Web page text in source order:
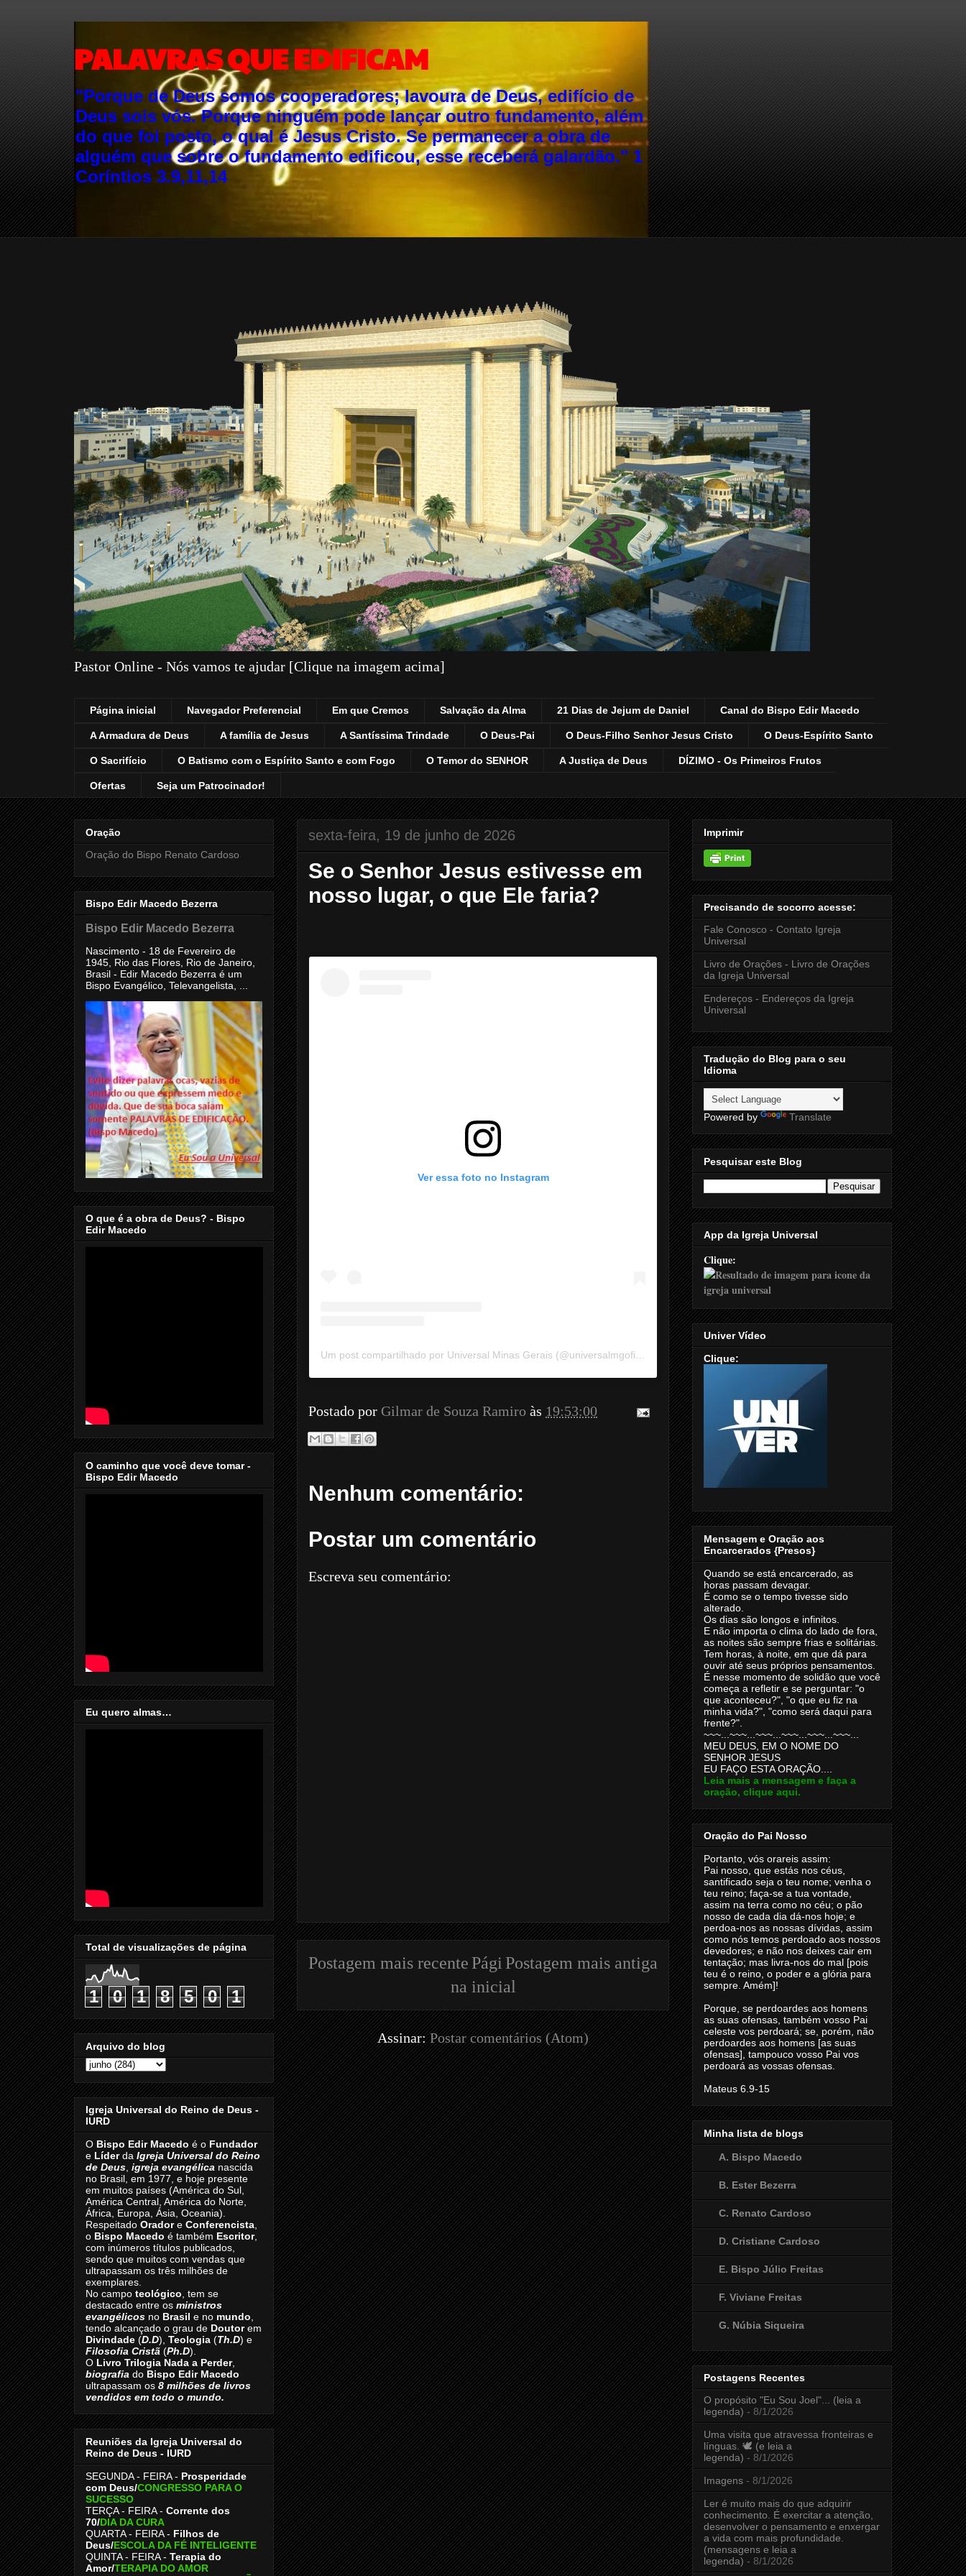
PALAVRAS QUE EDIFICAM
"Porque de Deus somos cooperadores; lavoura de Deus, edifício de
Deus sois vós. Porque ninguém pode lançar outro fundamento, além
do que foi posto, o qual é Jesus Cristo. Se permanecer a obra de
alguém que sobre o fundamento edificou, esse receberá galardão." 1
Coríntios 3.9,11,14
Pastor Online - Nós vamos te ajudar [Clique na imagem acima]
Página inicial Navegador Preferencial Em que Cremos Salvação da Alma 21 Dias de Jejum de Daniel Canal do Bispo Edir Macedo
A Armadura de Deus A família de Jesus A Santíssima Trindade O Deus-Pai O Deus-Filho Senhor Jesus Cristo O Deus-Espírito Santo
O Sacrifício O Batismo com o Espírito Santo e com Fogo O Temor do SENHOR A Justiça de Deus DÍZIMO - Os Primeiros Frutos
Ofertas Seja um Patrocinador!
sexta-feira, 19 de junho de 2026
Se o Senhor Jesus estivesse em
nosso lugar, o que Ele faria?
Ver essa foto no Instagram
Um post compartilhado por Universal Minas Gerais (@universalmgoficial)
Postado por Gilmar de Souza Ramiro às 19:53:00
Nenhum comentário:
Postar um comentário
Escreva seu comentário:
Postagem mais recente Postagem mais antiga
Pági
na inicial
Assinar:Postar comentários (Atom)
Oração
Oração do Bispo Renato Cardoso
Bispo Edir Macedo Bezerra
Bispo Edir Macedo Bezerra
Nascimento - 18 de Fevereiro de
1945, Rio das Flores, Rio de Janeiro,
Brasil - Edir Macedo Bezerra é um
Bispo Evangélico, Televangelista, ...
O que é a obra de Deus? - Bispo
Edir Macedo
O caminho que você deve tomar -
Bispo Edir Macedo
Eu quero almas…
Total de visualizações de página
1 0 1 8 5 0 1
Arquivo do blog
Igreja Universal do Reino de Deus -
IURD
O Bispo Edir Macedo é o Fundador
e Líderda Igreja Universal do Reino
de Deus, igreja evangélica nascida
no Brasil, em 1977, e hoje presente
em muitos países (América do Sul,
América Central, América do Norte,
África, Europa, Ásia, Oceania).
Respeitado Oradore Conferencista,
o Bispo Macedo é também Escritor,
com inúmeros títulos publicados,
sendo que muitos com vendas que
ultrapassam os três milhões de
exemplares.
No campo teológico, tem se
destacado entre os ministros
evangélicos no Brasil e no mundo,
tendo alcançado o grau de Doutorem
Divindade (D.D), Teologia (Th.D) e
Filosofia Cristã (Ph.D).
O Livro Trilogia Nada a Perder,
biografia do Bispo Edir Macedo
ultrapassam os 8 milhões de livros
vendidos em todo o mundo.
Reuniões da Igreja Universal do
Reino de Deus - IURD
SEGUNDA - FEIRA - Prosperidade
com Deus/CONGRESSO PARA O
SUCESSO
TERÇA - FEIRA - Corrente dos
70/DIA DA CURA
QUARTA - FEIRA - Filhos de
Deus/ESCOLA DA FÉ INTELIGENTE
QUINTA - FEIRA - Terapia do
Amor/TERAPIA DO AMOR
Imprimir
Precisando de socorro acesse:
Fale Conosco - Contato Igreja
Universal
Livro de Orações - Livro de Orações
da Igreja Universal
Endereços - Endereços da Igreja
Universal
Tradução do Blog para o seu
Idioma
Powered by Translate
Pesquisar este Blog
App da Igreja Universal
Clique:
Univer Vídeo
Clique:
Mensagem e Oração aos
Encarcerados {Presos}
Quando se está encarcerado, as
horas passam devagar.
É como se o tempo tivesse sido
alterado.
Os dias são longos e infinitos.
E não importa o clima do lado de fora,
as noites são sempre frias e solitárias.
Tem horas, à noite, em que dá para
ouvir até seus próprios pensamentos.
É nesse momento de solidão que você
começa a refletir e se perguntar: "o
que aconteceu?", "o que eu fiz na
minha vida?", "como será daqui para
frente?".
~~~...~~~...~~~...~~~...~~~...~~~...
MEU DEUS, EM O NOME DO
SENHOR JESUS
EU FAÇO ESTA ORAÇÃO....
Leia mais a mensagem e faça a
oração, clique aqui.
Oração do Pai Nosso
Portanto, vós orareis assim:
Pai nosso, que estás nos céus,
santificado seja o teu nome; venha o
teu reino; faça-se a tua vontade,
assim na terra como no céu; o pão
nosso de cada dia dá-nos hoje; e
perdoa-nos as nossas dívidas, assim
como nós temos perdoado aos nossos
devedores; e não nos deixes cair em
tentação; mas livra-nos do mal [pois
teu é o reino, o poder e a glória para
sempre. Amém]!
Porque, se perdoardes aos homens
as suas ofensas, também vosso Pai
celeste vos perdoará; se, porém, não
perdoardes aos homens [as suas
ofensas], tampouco vosso Pai vos
perdoará as vossas ofensas.
Mateus 6.9-15
Minha lista de blogs
A. Bispo Macedo
B. Ester Bezerra
C. Renato Cardoso
D. Cristiane Cardoso
E. Bispo Júlio Freitas
F. Viviane Freitas
G. Núbia Siqueira
Postagens Recentes
O propósito "Eu Sou Joel"... (leia a
legenda) - 8/1/2026
Uma visita que atravessa fronteiras e
línguas. 🕊️ (e leia a
legenda) - 8/1/2026
Imagens - 8/1/2026
Ler é muito mais do que adquirir
conhecimento. É exercitar a atenção,
desenvolver o pensamento e enxergar
a vida com mais profundidade.
(mensagens e leia a
legenda) - 8/1/2026